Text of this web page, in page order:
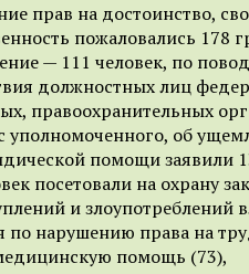
прав на достоинство,
пожаловались 178
— 111 человек, по
должностных лиц
правоохранительных
уполномоченного, об
помощи заявили
посетовали на охрану
и злоупотреблений
нарушению права на
помощь (73),